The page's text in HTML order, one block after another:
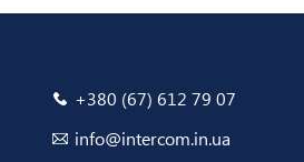
+380 (67) 612 79 07
info@intercom.in.ua